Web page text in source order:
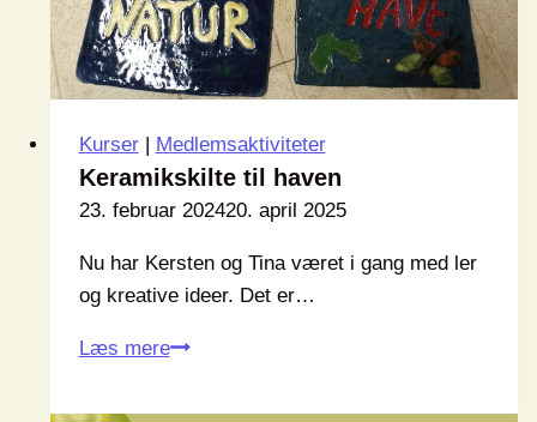
Kurser| Medlemsaktiviteter
Keramikskilte til haven
23. februar 202420. april 2025
Nu har Kersten og Tina været i gang med ler
og kreative ideer. Det er…
Læs mereKeramikskilte
haven